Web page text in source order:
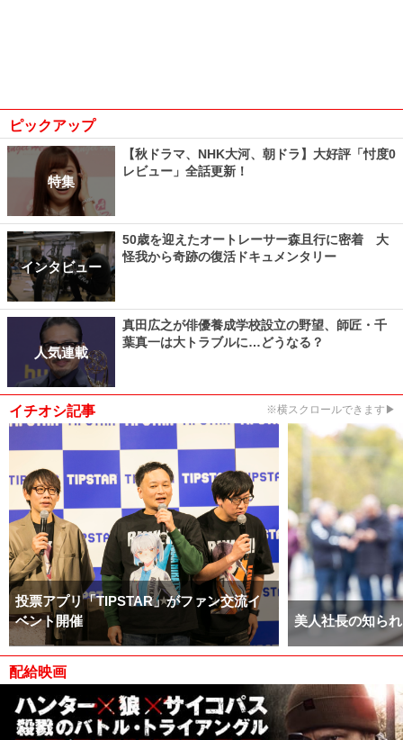
ピックアップ
特集
【秋ドラマ、NHK大河、朝ドラ】大好評「忖度0
レビュー」全話更新！
インタビュー
50歳を迎えたオートレーサー森且行に密着 大
怪我から奇跡の復活ドキュメンタリー
人気連載
真田広之が俳優養成学校設立の野望、師匠・千
葉真一は大トラブルに…どうなる？
イチオシ記事 ※横スクロールできます▶
投票アプリ「TIPSTAR」がファン交流イ
ベント開催
美人社長の知ら
配給映画